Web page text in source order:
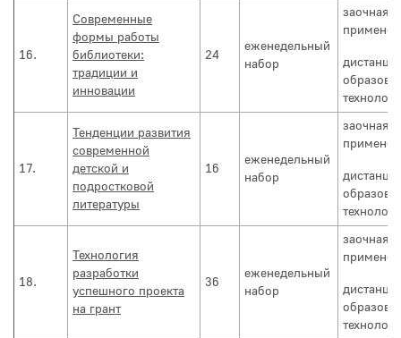
16.
Современные
формы работы
библиотеки:
традиции и
инновации
24
еженедельный
набор
заочная с
17.
Тенденции развития
современной
детской и
подростковой
литературы
16
еженедельный
набор
заочная с
18.
Технология
разработки
успешного проекта
на грант
36
еженедельный
набор
заочная с